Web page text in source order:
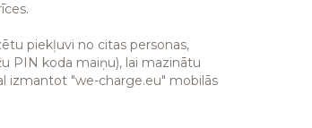
piekļuvi no citas personas,
PIN koda maiņu), lai mazinātu
izmantot "we-charge.eu" mobilās